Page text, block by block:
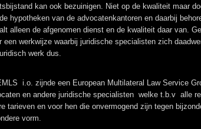
kan ook bezuinigen. Niet op de kwaliteit maar
hypotheken van de advocatenkantoren en daarbij
alleen de afgenomen dienst en de kwaliteit daar van.
een werkwijze waarbij juridische specialisten zich
werk dus.
i.o. zijnde een European Multilateral Law Service
en andere juridische specialisten welke t.b.v alle
tarieven en voor hen die onvermogend zijn tegen
vorm.